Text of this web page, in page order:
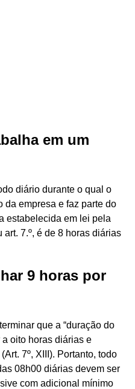
em um
diário durante o qual o
da empresa e faz parte do
estabelecida em lei pela
7.º, é de 8 horas diárias
9 horas por
que a “duração do
oito horas diárias e
7º, XIII). Portanto, todo
08h00 diárias devem ser
com adicional mínimo